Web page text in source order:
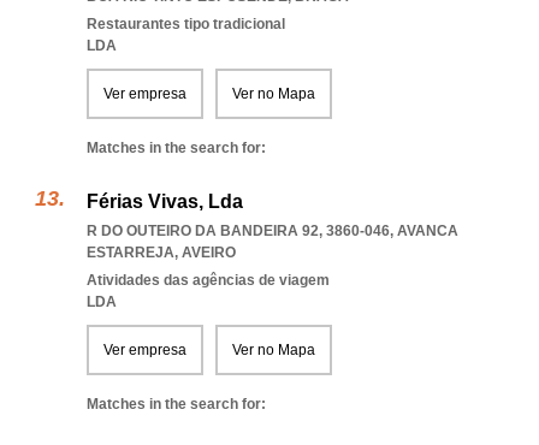
Restaurantes tipo tradicional
LDA
Ver empresa Ver no Mapa
Matches in the search for:
Férias Vivas, Lda
R DO OUTEIRO DA BANDEIRA 92, 3860-046, AVANCA
ESTARREJA, AVEIRO
Atividades das agências de viagem
LDA
Ver empresa Ver no Mapa
Matches in the search for: